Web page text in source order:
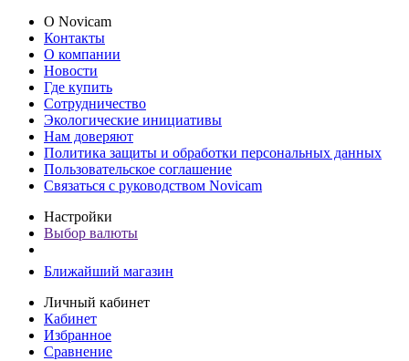
О Novicam
Контакты
О компании
Новости
Где купить
Сотрудничество
Экологические инициативы
Нам доверяют
Политика защиты и обработки персональных данных
Пользовательское соглашение
Связаться с руководством Novicam
Настройки
Выбор валюты
Ближайший магазин
Личный кабинет
Кабинет
Избранное
Сравнение